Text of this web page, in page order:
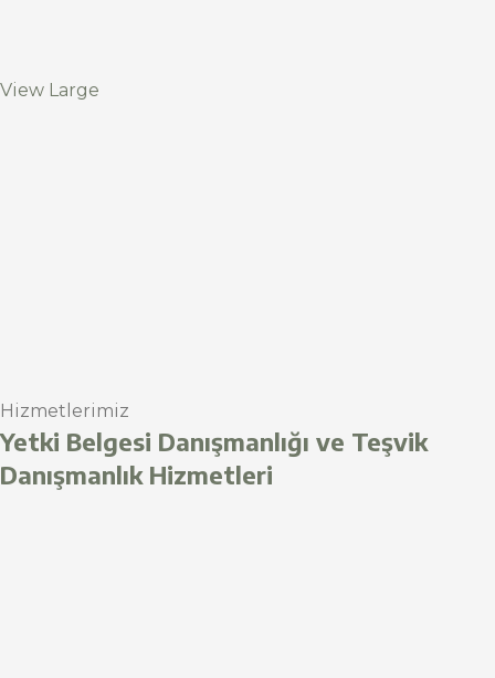
View Large
Hizmetlerimiz
Yetki Belgesi Danışmanlığı ve Teşvik
Danışmanlık Hizmetleri